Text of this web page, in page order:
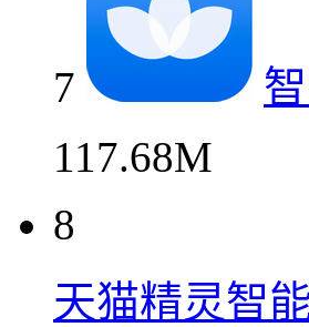
7
117.68M
8
天猫精灵智